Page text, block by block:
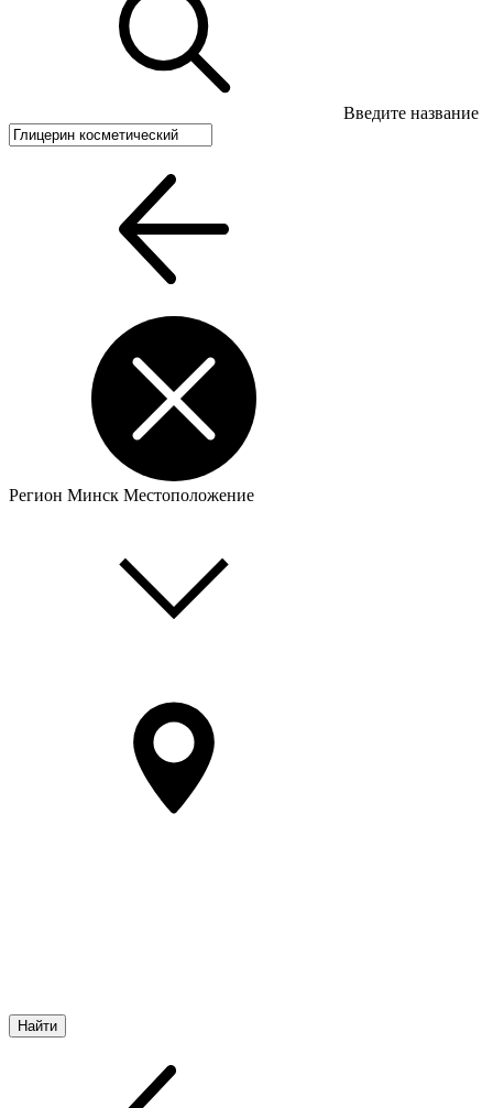
Введите название
Регион Минск Местоположение